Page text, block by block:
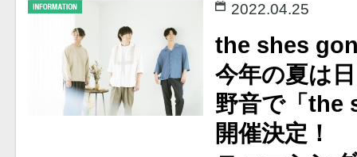
2022.04.25
the shes
今年の夏は
野音で「the
開催決定！